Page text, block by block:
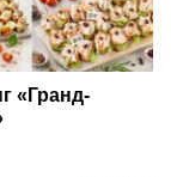
«Гранд-